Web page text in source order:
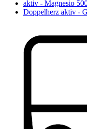
aktiv - Magnesio
Doppelherz aktiv -